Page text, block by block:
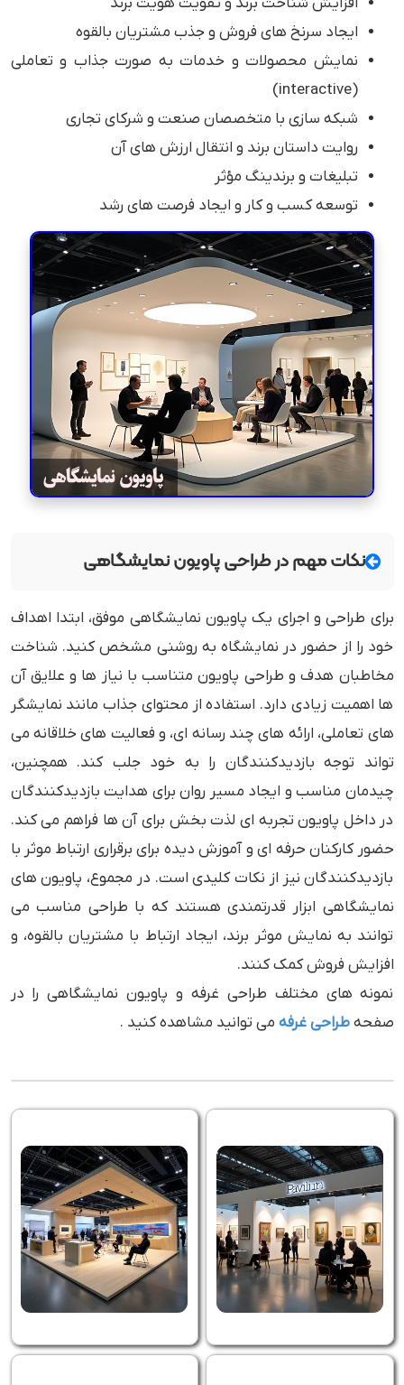
ایجاد سرنخ های فروش و جذب مشتریان بالقوه
نمایش محصولات و خدمات به صورت جذاب و تعاملی
(interactive)
شبکه سازی با متخصصان صنعت و شرکای تجاری
روایت داستان برند و انتقال ارزش های آن
تبلیغات و برندینگ مؤثر
توسعه کسب و کار و ایجاد فرصت های رشد
نکات مهم در طراحی پاویون نمایشگاهی
برای طراحی و اجرای یک پاویون نمایشگاهی موفق، ابتدا اهداف
خود را از حضور در نمایشگاه به روشنی مشخص کنید. شناخت
مخاطبان هدف و طراحی پاویون متناسب با نیاز ها و علایق آن
ها اهمیت زیادی دارد. استفاده از محتوای جذاب مانند نمایشگر
های تعاملی، ارائه های چند رسانه ای، و فعالیت های خلاقانه می
تواند توجه بازدیدکنندگان را به خود جلب کند. همچنین،
چیدمان مناسب و ایجاد مسیر روان برای هدایت بازدیدکنندگان
در داخل پاویون تجربه ای لذت بخش برای آن ها فراهم می کند.
حضور کارکنان حرفه ای و آموزش دیده برای برقراری ارتباط موثر با
بازدیدکنندگان نیز از نکات کلیدی است. در مجموع، پاویون های
نمایشگاهی ابزار قدرتمندی هستند که با طراحی مناسب می
توانند به نمایش موثر برند، ایجاد ارتباط با مشتریان بالقوه، و
افزایش فروش کمک کنند.
نمونه های مختلف طراحی غرفه و پاویون نمایشگاهی را در
صفحهطراحی غرفه می توانید مشاهده کنید .